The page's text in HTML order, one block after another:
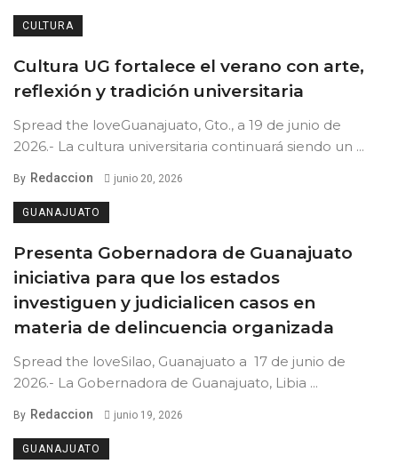
CULTURA
Cultura UG fortalece el verano con arte,
reflexión y tradición universitaria
Spread the loveGuanajuato, Gto., a 19 de junio de
2026.- La cultura universitaria continuará siendo un ...
By Redaccion junio 20, 2026
GUANAJUATO
Presenta Gobernadora de Guanajuato
iniciativa para que los estados
investiguen y judicialicen casos en
materia de delincuencia organizada
Spread the loveSilao, Guanajuato a 17 de junio de
2026.- La Gobernadora de Guanajuato, Libia ...
By Redaccion junio 19, 2026
GUANAJUATO